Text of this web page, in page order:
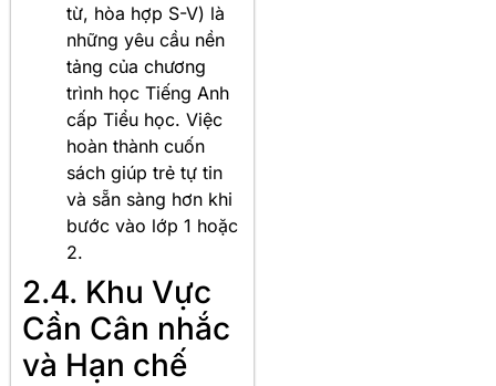
từ, hòa hợp S-V) là
những yêu cầu nền
tảng của chương
trình học Tiếng Anh
cấp Tiểu học. Việc
hoàn thành cuốn
sách giúp trẻ tự tin
và sẵn sàng hơn khi
bước vào lớp 1 hoặc
2.
2.4. Khu Vực
Cần Cân nhắc
và Hạn chế